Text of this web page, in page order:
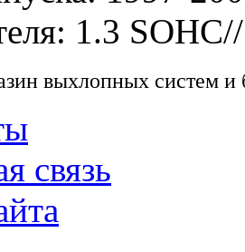
1.3
выхлопных систем и
связь